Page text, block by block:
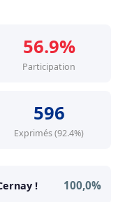
56.9%
Participation
596
Exprimés (92.4%)
! 100,0%